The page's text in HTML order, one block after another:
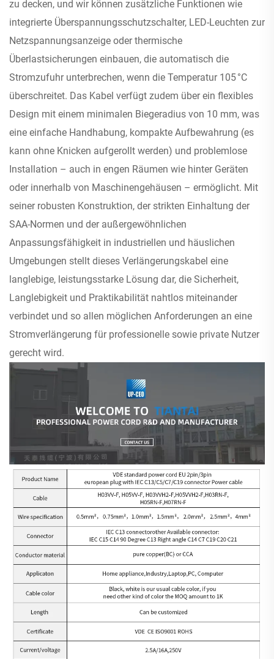
zu decken, und wir können zusätzliche Funktionen wie
integrierte Überspannungsschutzschalter, LED-Leuchten zur
Netzspannungsanzeige oder thermische
Überlastsicherungen einbauen, die automatisch die
Stromzufuhr unterbrechen, wenn die Temperatur 105 °C
überschreitet. Das Kabel verfügt zudem über ein flexibles
Design mit einem minimalen Biegeradius von 10 mm, was
eine einfache Handhabung, kompakte Aufbewahrung (es
kann ohne Knicken aufgerollt werden) und problemlose
Installation – auch in engen Räumen wie hinter Geräten
oder innerhalb von Maschinengehäusen – ermöglicht. Mit
seiner robusten Konstruktion, der strikten Einhaltung der
SAA-Normen und der außergewöhnlichen
Anpassungsfähigkeit in industriellen und häuslichen
Umgebungen stellt dieses Verlängerungskabel eine
langlebige, leistungsstarke Lösung dar, die Sicherheit,
Langlebigkeit und Praktikabilität nahtlos miteinander
verbindet und so allen möglichen Anforderungen an eine
Stromverlängerung für professionelle sowie private Nutzer
gerecht wird.